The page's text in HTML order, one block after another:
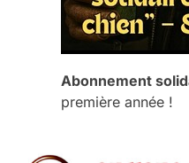
Abonnement
première année !